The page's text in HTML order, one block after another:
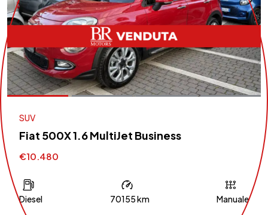
SUV
Fiat 500X 1.6 MultiJet Business
€10.480
Diesel 70155 km Manuale